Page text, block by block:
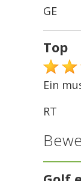
GE
Top
Ein
RT